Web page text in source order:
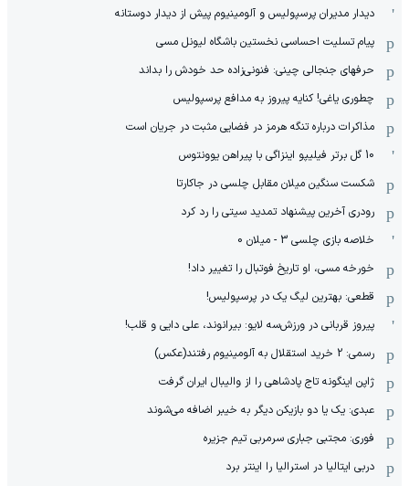
دیدار مدیران پرسپولیس و آلومینیوم پیش از دیدار دوستانه
پیام تسلیت احساسی نخستین باشگاه لیونل مسی
حرفهای جنجالی چینی: فنونی‌زاده حد خودش را بداند
چطوری یاغی! کنایه پیروز به مدافع پرسپولیس
مذاکرات درباره تنگه هرمز در فضایی مثبت در جریان است
10 گل برتر فیلیپو اینزاگی با پیراهن یوونتوس
شکست سنگین میلان مقابل چلسی در جاکارتا
رودری آخرین پیشنهاد تمدید سیتی را رد کرد
خلاصه بازی چلسی 3 - میلان 0
خورخه مسی، او تاریخ فوتبال را تغییر داد!
قطعی: بهترین لیگ یک در پرسپولیس!
پیروز قربانی در ورزش‌سه لایو: بیرانوند، علی دایی و قلب!
رسمی: 2 خرید استقلال به آلومینیوم رفتند(عکس)
ژاپن اینگونه تاج پادشاهی را از والیبال ایران گرفت
عبدی: یک یا دو بازیکن دیگر به خیبر اضافه می‌شوند
فوری: مجتبی جباری سرمربی تیم جزیره
دربی ایتالیا در استرالیا را اینتر برد